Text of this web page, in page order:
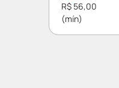
R$ 56,00